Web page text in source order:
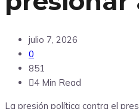
julio 7, 2026
0
851
4 Min Read
La presión política contra el